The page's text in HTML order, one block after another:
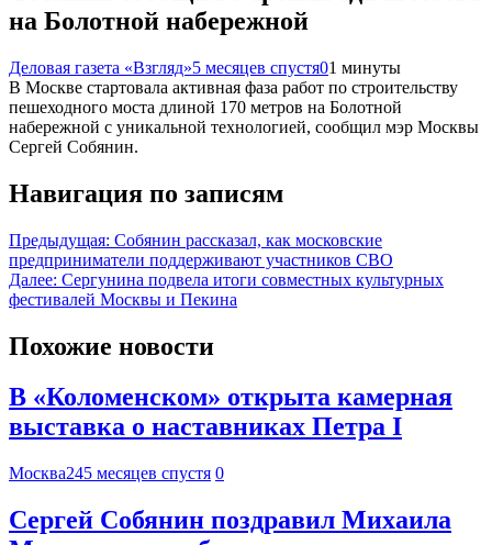
на Болотной набережной
Деловая газета «Взгляд»5 месяцев спустя01 минуты
В Москве стартовала активная фаза работ по строительству
пешеходного моста длиной 170 метров на Болотной
набережной с уникальной технологией, сообщил мэр Москвы
Сергей Собянин.
Навигация по записям
Предыдущая: Собянин рассказал, как московские
предприниматели поддерживают участников СВО
Далее: Сергунина подвела итоги совместных культурных
фестивалей Москвы и Пекина
Похожие новости
В «Коломенском» открыта камерная
выставка о наставниках Петра I
Москва245 месяцев спустя 0
Сергей Собянин поздравил Михаила